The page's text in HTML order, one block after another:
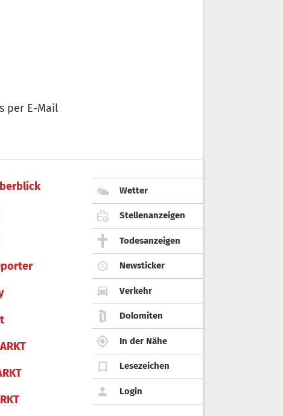
per E-Mail
Wetter
Stellenanzeigen
Todesanzeigen
Newsticker
Verkehr
Dolomiten
In der Nähe
Lesezeichen
Login